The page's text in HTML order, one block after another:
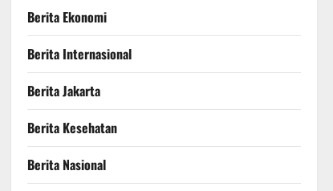
Berita Ekonomi
Berita Internasional
Berita Jakarta
Berita Kesehatan
Berita Nasional